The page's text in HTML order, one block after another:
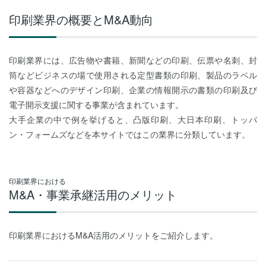
印刷業界の概要とM&A動向
印刷業界には、広告物や書籍、新聞などの印刷、伝票や名刺、封
筒などビジネスの場で使用される定型書類の印刷、製品のラベル
や容器などへのデザイン印刷、企業の情報開示の書類の印刷及び
電子開示支援に関する事業が含まれています。
大手企業の中で例を挙げると、凸版印刷、大日本印刷、トッパ
ン・フォームズなどを本サイトではこの業界に分類しています。
印刷業界における
M&A・事業承継活用のメリット
印刷業界におけるM&A活用のメリットをご紹介します。